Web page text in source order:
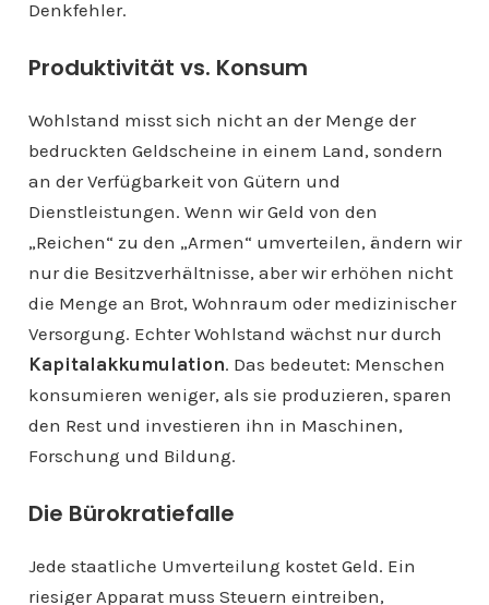
Denkfehler.
Produktivität vs. Konsum
Wohlstand misst sich nicht an der Menge der
bedruckten Geldscheine in einem Land, sondern
an der Verfügbarkeit von Gütern und
Dienstleistungen. Wenn wir Geld von den
„Reichen“ zu den „Armen“ umverteilen, ändern wir
nur die Besitzverhältnisse, aber wir erhöhen nicht
die Menge an Brot, Wohnraum oder medizinischer
Versorgung. Echter Wohlstand wächst nur durch
Kapitalakkumulation. Das bedeutet: Menschen
konsumieren weniger, als sie produzieren, sparen
den Rest und investieren ihn in Maschinen,
Forschung und Bildung.
Die Bürokratiefalle
Jede staatliche Umverteilung kostet Geld. Ein
riesiger Apparat muss Steuern eintreiben,